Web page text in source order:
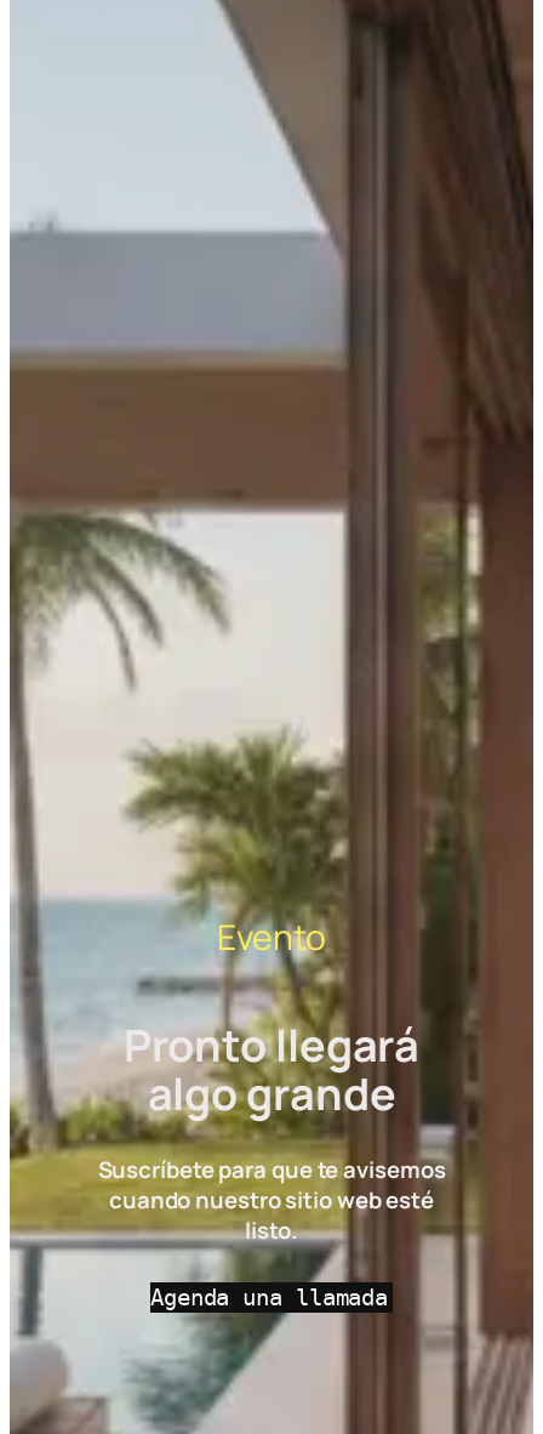
Evento
Pronto llegará
algo grande
Suscríbete para que te avisemos
cuando nuestro sitio web esté
listo.
Agenda una llamada